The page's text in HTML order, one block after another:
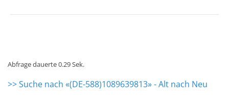
Abfrage dauerte 0.29 Sek.
>> Suche nach «(DE-588)1089639813» - Alt nach Neu